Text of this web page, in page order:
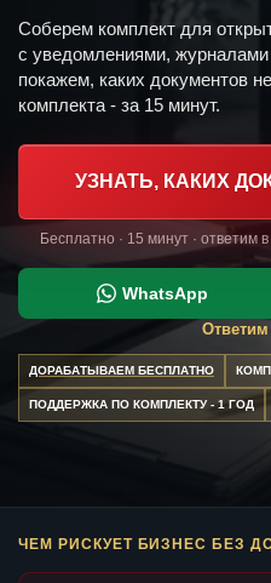
Соберем комплект для
с уведомлениями,
покажем, каких документов
комплекта - за 15 минут.
УЗНАТЬ, КАКИХ
Бесплатно · 15 минут · ответим
WhatsApp
Ответим
ДОРАБАТЫВАЕМ БЕСПЛАТНО
ПОДДЕРЖКА ПО КОМПЛЕКТУ - 1 ГОД
ЧЕМ РИСКУЕТ БИЗНЕС БЕЗ